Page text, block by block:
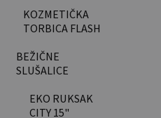
KOZMETIČKA
TORBICA FLASH
BEŽIČNE
SLUŠALICE
TWS ACTIVE
EKO RUKSAK
CITY 15"